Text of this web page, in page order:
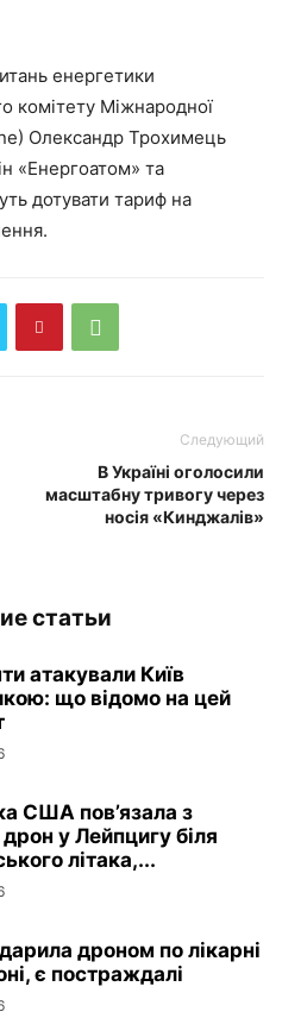
енергетики
комітету Міжнародної
Олександр Трохимець
«Енергоатом» та
дотувати тариф на
Следующий
В Україні оголосили
масштабну тривогу через
носія «Кинджалів»
статьи
атакували Київ
що відомо на цей
США пов’язала з
у Лейпцигу біля
літака,...
дроном по лікарні
є постраждалі